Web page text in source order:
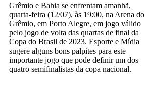
Grêmio e Bahia se enfrentam amanhã,
quarta-feira (12/07), às 19:00, na Arena do
Grêmio, em Porto Alegre, em jogo válido
pelo jogo de volta das quartas de final da
Copa do Brasil de 2023. Esporte e Mídia
sugere alguns bons palpites para este
importante jogo que pode definir um dos
quatro semifinalistas da copa nacional.